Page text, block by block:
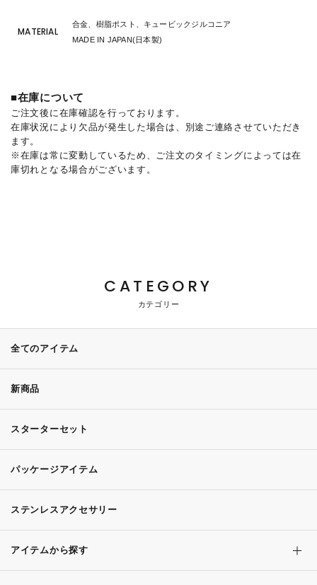
MATERIAL
合金、樹脂ポスト、キュービックジルコニア
MADE IN JAPAN(日本製)
■在庫について
ご注文後に在庫確認を行っております。
在庫状況により欠品が発生した場合は、別途ご連絡させていただき
ます。
※在庫は常に変動しているため、ご注文のタイミングによっては在
庫切れとなる場合がございます。
CATEGORY
カテゴリー
全てのアイテム
新商品
スターターセット
パッケージアイテム
ステンレスアクセサリー
アイテムから探す